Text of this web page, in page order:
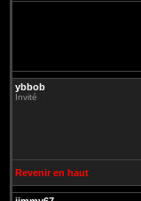
ybbob
Invité
Revenir en haut